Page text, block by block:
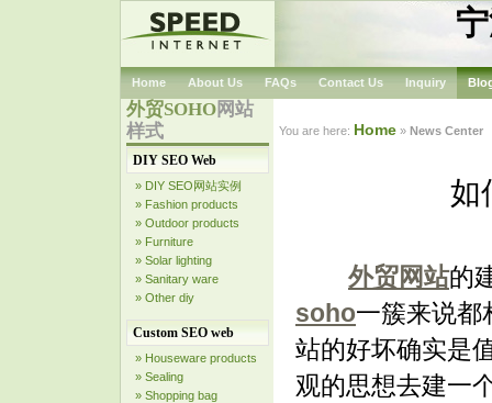
Home About Us FAQs Contact Us Inquiry
外贸SOHO网站
样式
DIY SEO Web
» DIY SEO网站实例
» Fashion products
» Outdoor products
» Furniture
» Solar lighting
» Sanitary ware
» Other diy
Custom SEO web
» Houseware products
» Sealing
» Shopping bag
You are here: Home » News Center
如
外贸网站的
soho一簇来说都
站的好坏确实是
观的思想去建一